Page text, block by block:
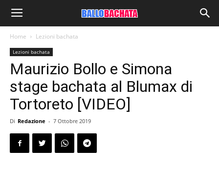
Home Lezioni bachata
Lezioni bachata
Maurizio Bollo e Simona
stage bachata al Blumax di
Tortoreto [VIDEO]
Di Redazione - 7 Ottobre 2019